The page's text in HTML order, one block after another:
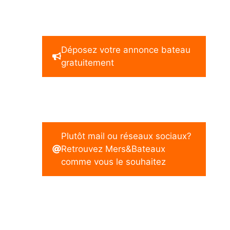
Déposez votre annonce bateau
gratuitement
Plutôt mail ou réseaux sociaux?
Retrouvez Mers&Bateaux
comme vous le souhaitez